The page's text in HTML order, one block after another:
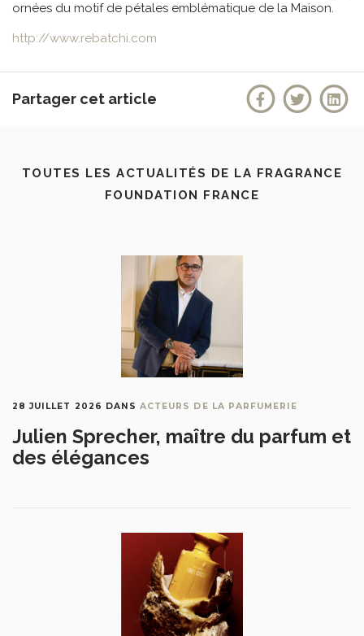
ornées du motif de pétales emblématique de la Maison.
http://www.rebatchi.com
Partager cet article
TOUTES LES ACTUALITÉS DE LA FRAGRANCE
FOUNDATION FRANCE
28 JUILLET 2026 DANSACTEURS DE LA PARFUMERIE
Julien Sprecher, maître du parfum et
des élégances